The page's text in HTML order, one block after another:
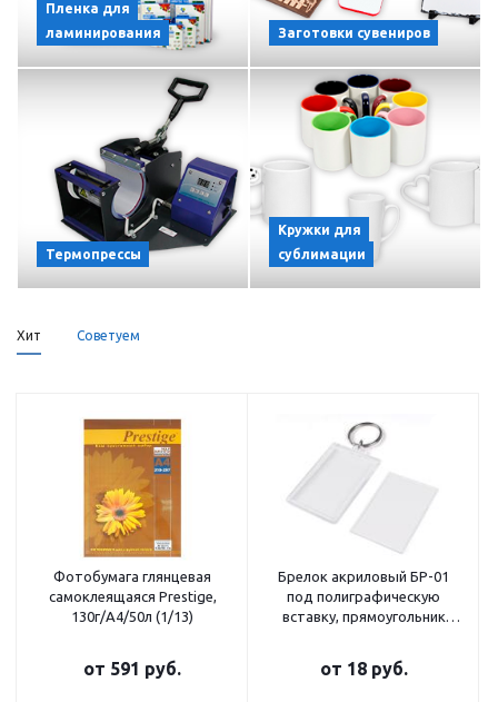
Пленка для
ламинирования
Заготовки сувениров
Термопрессы
Кружки для
сублимации
Хит Советуем
Фотобумага глянцевая
самоклеящаяся Prestige,
130г/А4/50л (1/13)
от 591 руб.
Брелок акриловый БР-01
под полиграфическую
вставку, прямоугольник
от 18 руб.